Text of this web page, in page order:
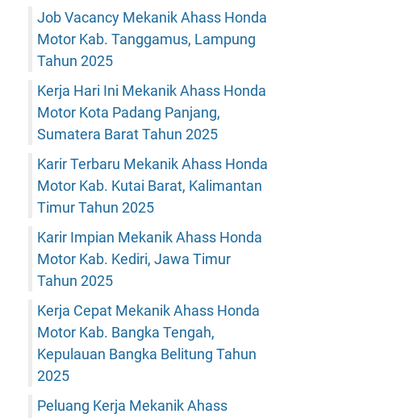
Job Vacancy Mekanik Ahass Honda
Motor Kab. Tanggamus, Lampung
Tahun 2025
Kerja Hari Ini Mekanik Ahass Honda
Motor Kota Padang Panjang,
Sumatera Barat Tahun 2025
Karir Terbaru Mekanik Ahass Honda
Motor Kab. Kutai Barat, Kalimantan
Timur Tahun 2025
Karir Impian Mekanik Ahass Honda
Motor Kab. Kediri, Jawa Timur
Tahun 2025
Kerja Cepat Mekanik Ahass Honda
Motor Kab. Bangka Tengah,
Kepulauan Bangka Belitung Tahun
2025
Peluang Kerja Mekanik Ahass